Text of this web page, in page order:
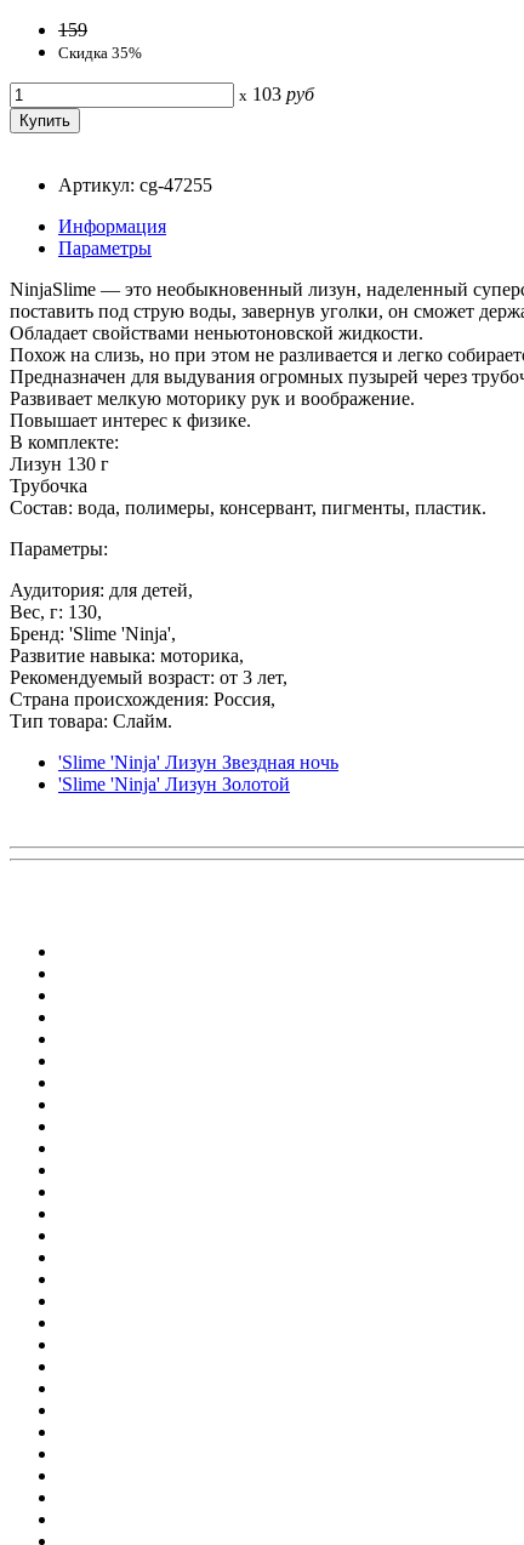
159
Скидка 35%
x 103 руб
Артикул: cg-47255
Информация
Параметры
NinjaSlime — это необыкновенный лизун, наделенный
поставить под струю воды, завернув уголки, он сможет
Обладает свойствами неньютоновской жидкости.
Похож на слизь, но при этом не разливается и легко
Предназначен для выдувания огромных пузырей через
Развивает мелкую моторику рук и воображение.
Повышает интерес к физике.
В комплекте:
Лизун 130 г
Трубочка
Состав: вода, полимеры, консервант, пигменты, пластик.
Параметры:
Аудитория: для детей,
Вес, г: 130,
Бренд: 'Slime 'Ninja',
Развитие навыка: моторика,
Рекомендуемый возраст: от 3 лет,
Страна происхождения: Россия,
Тип товара: Слайм.
'Slime 'Ninja' Лизун Звездная ночь
'Slime 'Ninja' Лизун Золотой